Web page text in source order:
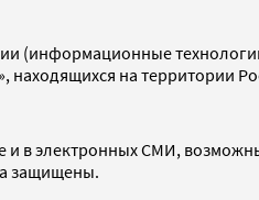
(информационные
находящихся на территории
в электронных СМИ,
защищены.